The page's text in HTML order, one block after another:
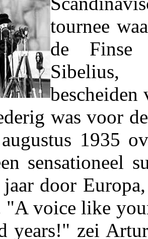
tournee
de Finse
bescheiden
was voor
1935
sensationeel
door
"A voice like
years!" zei